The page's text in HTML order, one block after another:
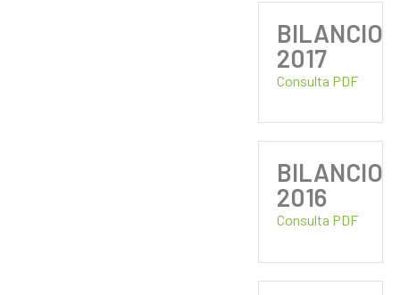
BILANCIO
2017
Consulta PDF
BILANCIO
2016
Consulta PDF